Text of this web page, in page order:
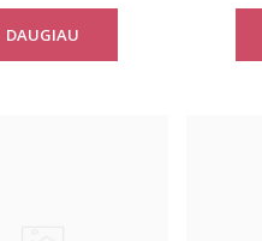
Neck
DAUGIAU